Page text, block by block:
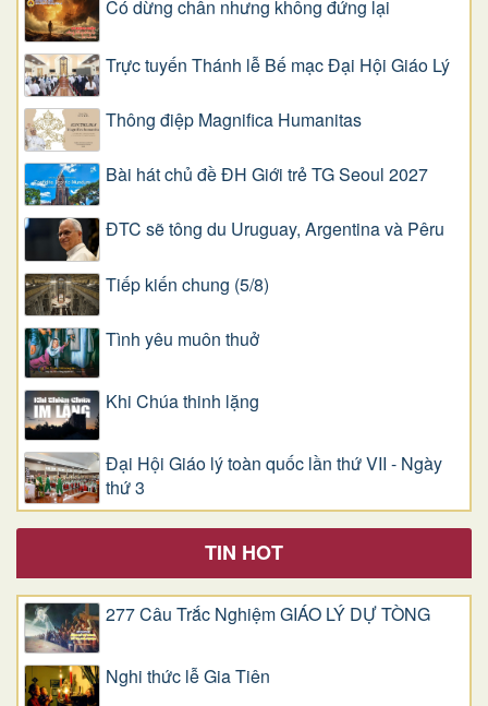
Có dừng chân nhưng không đứng lại
Trực tuyến Thánh lễ Bế mạc Đại Hội Giáo Lý
Thông điệp Magnifica Humanitas
Bài hát chủ đề ĐH Giới trẻ TG Seoul 2027
ĐTC sẽ tông du Uruguay, Argentina và Pêru
Tiếp kiến chung (5/8)
Tình yêu muôn thuở
Khi Chúa thinh lặng
Đại Hội Giáo lý toàn quốc lần thứ VII - Ngày
thứ 3
TIN HOT
277 Câu Trắc Nghiệm GIÁO LÝ DỰ TÒNG
Nghi thức lễ Gia Tiên